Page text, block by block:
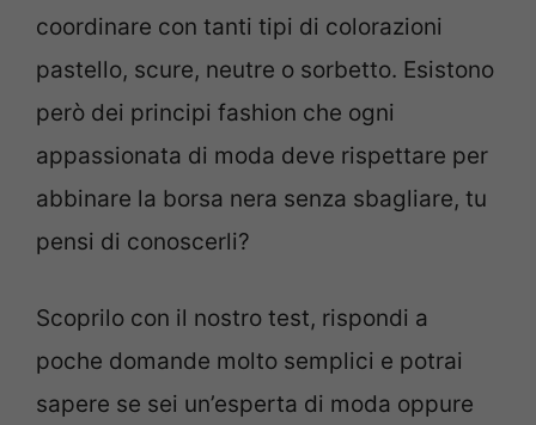
coordinare con tanti tipi di colorazioni
pastello, scure, neutre o sorbetto. Esistono
però dei principi fashion che ogni
appassionata di moda deve rispettare per
abbinare la borsa nera senza sbagliare, tu
pensi di conoscerli?
Scoprilo con il nostro test, rispondi a
poche domande molto semplici e potrai
sapere se sei un’esperta di moda oppure